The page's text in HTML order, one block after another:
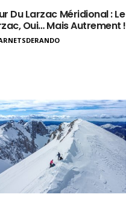
Du Larzac Méridional : Le
Oui… Mais Autrement !